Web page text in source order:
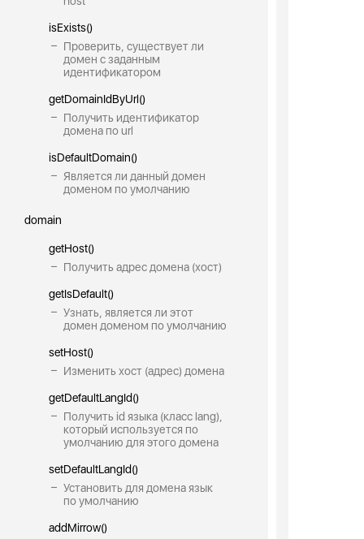
isExists()
Проверить, существует ли
домен с заданным
идентификатором
getDomainIdByUrl()
Получить идентификатор
домена по url
isDefaultDomain()
Является ли данный домен
доменом по умолчанию
domain
getHost()
Получить адрес домена (хост)
getIsDefault()
Узнать, является ли этот
домен доменом по умолчанию
setHost()
Изменить хост (адрес) домена
getDefaultLangId()
Получить id языка (класс lang),
который используется по
умолчанию для этого домена
setDefaultLangId()
Установить для домена язык
по умолчанию
addMirrow()